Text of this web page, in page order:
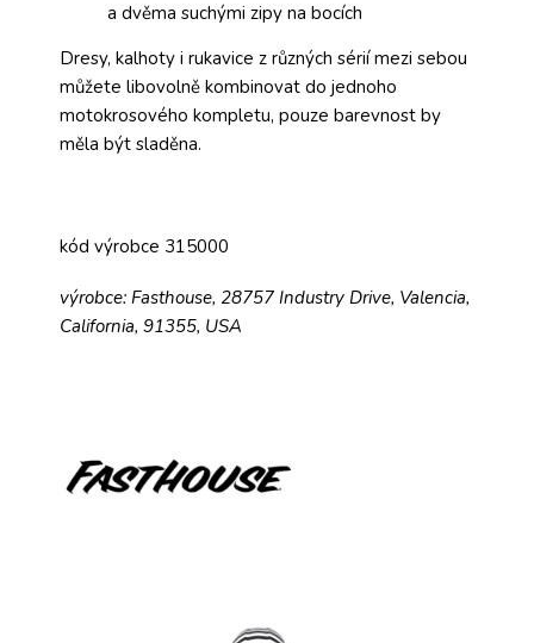
a dvěma suchými zipy na bocích
Dresy, kalhoty i rukavice z různých sérií mezi sebou
můžete libovolně kombinovat do jednoho
motokrosového kompletu, pouze barevnost by
měla být sladěna.
kód výrobce 315000
výrobce: Fasthouse, 28757 Industry Drive, Valencia,
California, 91355, USA